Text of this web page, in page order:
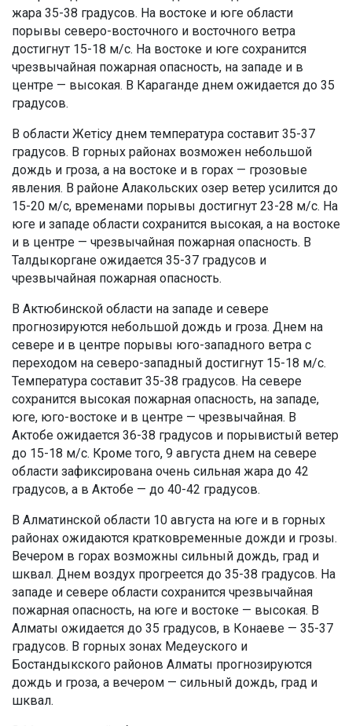
жара 35-38 градусов. На востоке и юге области
порывы северо-восточного и восточного ветра
достигнут 15-18 м/с. На востоке и юге сохранится
чрезвычайная пожарная опасность, на западе и в
центре — высокая. В Караганде днем ожидается до 35
градусов.
В области Жетісу днем температура составит 35-37
градусов. В горных районах возможен небольшой
дождь и гроза, а на востоке и в горах — грозовые
явления. В районе Алакольских озер ветер усилится до
15-20 м/с, временами порывы достигнут 23-28 м/с. На
юге и западе области сохранится высокая, а на востоке
и в центре — чрезвычайная пожарная опасность. В
Талдыкоргане ожидается 35-37 градусов и
чрезвычайная пожарная опасность.
В Актюбинской области на западе и севере
прогнозируются небольшой дождь и гроза. Днем на
севере и в центре порывы юго-западного ветра с
переходом на северо-западный достигнут 15-18 м/с.
Температура составит 35-38 градусов. На севере
сохранится высокая пожарная опасность, на западе,
юге, юго-востоке и в центре — чрезвычайная. В
Актобе ожидается 36-38 градусов и порывистый ветер
до 15-18 м/с. Кроме того, 9 августа днем на севере
области зафиксирована очень сильная жара до 42
градусов, а в Актобе — до 40-42 градусов.
В Алматинской области 10 августа на юге и в горных
районах ожидаются кратковременные дожди и грозы.
Вечером в горах возможны сильный дождь, град и
шквал. Днем воздух прогреется до 35-38 градусов. На
западе и севере области сохранится чрезвычайная
пожарная опасность, на юге и востоке — высокая. В
Алматы ожидается до 35 градусов, в Конаеве — 35-37
градусов. В горных зонах Медеуского и
Бостандыкского районов Алматы прогнозируются
дождь и гроза, а вечером — сильный дождь, град и
шквал.